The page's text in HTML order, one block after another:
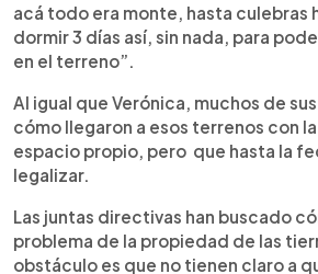
acá todo era monte, hasta culebras
dormir 3 días así, sin nada, para
en el terreno”.
Al igual que Verónica, muchos de
cómo llegaron a esos terrenos con
espacio propio, pero que hasta la
legalizar.
Las juntas directivas han buscado
problema de la propiedad de las
obstáculo es que no tienen claro a